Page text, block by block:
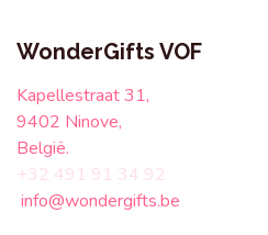
WonderGifts VOF
Kapellestraat 31,
9402 Ninove,
België.
+32 491 91 34 92
info@wondergifts.be